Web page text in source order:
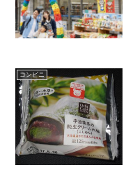
コンビニ